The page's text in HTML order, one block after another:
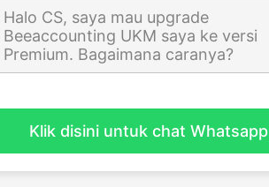
Halo CS, saya mau upgrade
Beeaccounting UKM saya ke versi
Premium. Bagaimana caranya?
Klik disini untuk chat Whatsapp